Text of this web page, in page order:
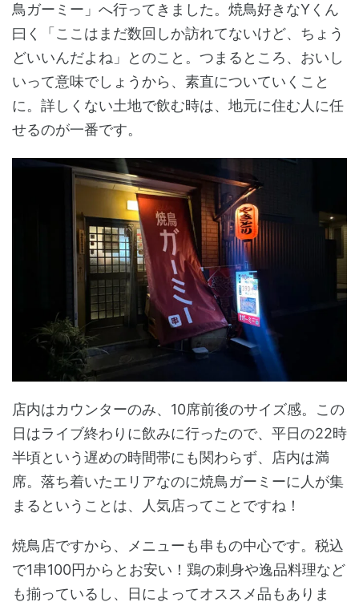
鳥ガーミー」へ行ってきました。焼鳥好きなYくん
曰く「ここはまだ数回しか訪れてないけど、ちょう
どいいんだよね」とのこと。つまるところ、おいし
いって意味でしょうから、素直についていくこと
に。詳しくない土地で飲む時は、地元に住む人に任
せるのが一番です。
店内はカウンターのみ、10席前後のサイズ感。この
日はライブ終わりに飲みに行ったので、平日の22時
半頃という遅めの時間帯にも関わらず、店内は満
席。落ち着いたエリアなのに焼鳥ガーミーに人が集
まるということは、人気店ってことですね！
焼鳥店ですから、メニューも串もの中心です。税込
で1串100円からとお安い！鶏の刺身や逸品料理など
も揃っているし、日によってオススメ品もありま